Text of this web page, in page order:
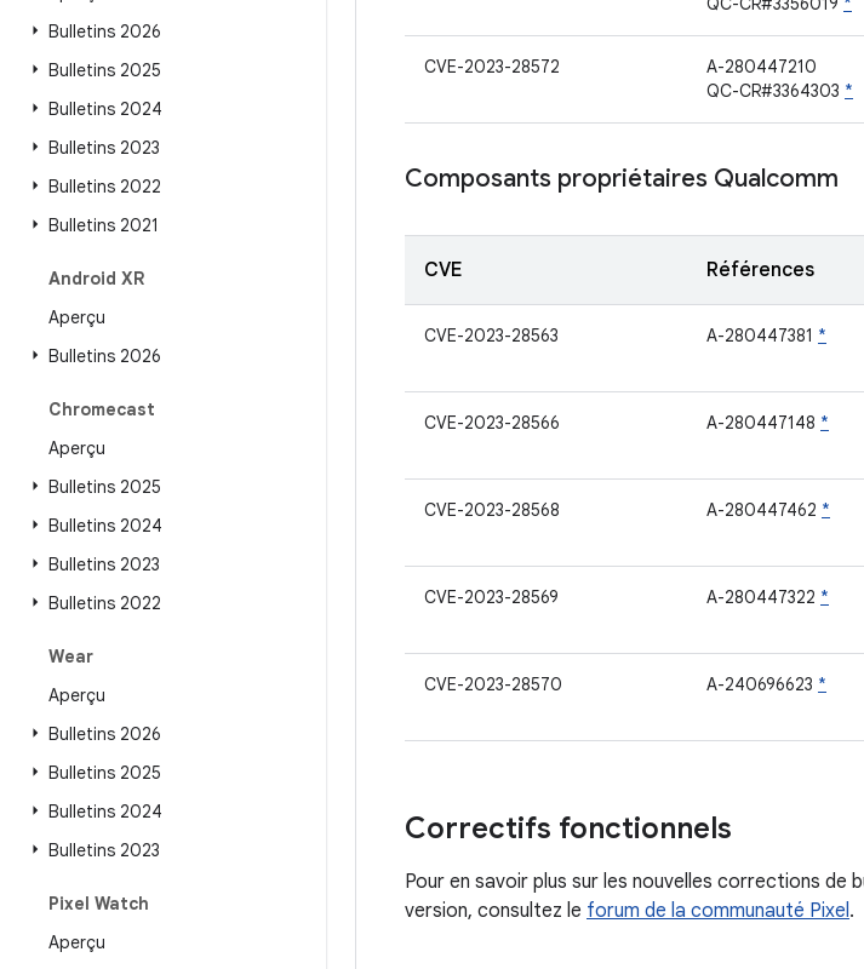
Bulletins 2026
Bulletins 2025
Bulletins 2024
Bulletins 2023
Bulletins 2022
Bulletins 2021
Android XR
Aperçu
Bulletins 2026
Chromecast
Aperçu
Bulletins 2025
Bulletins 2024
Bulletins 2023
Bulletins 2022
Wear
Aperçu
Bulletins 2026
Bulletins 2025
Bulletins 2024
Bulletins 2023
Pixel Watch
Aperçu
CVE-2023-28572
A-280447210
QC-CR#3364303 *
Composants propriétaires Qualcomm
CVE Références
CVE-2023-28563 A-280447381 *
CVE-2023-28566 A-280447148 *
CVE-2023-28568 A-280447462 *
CVE-2023-28569 A-280447322 *
CVE-2023-28570 A-240696623 *
Correctifs fonctionnels
Pour en savoir plus sur les nouvelles corrections
version, consultez le forum de la communauté Pixel.